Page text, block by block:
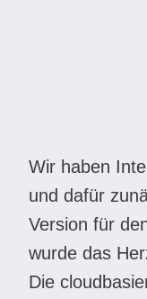
Wir haben
und dafür
Version für
wurde das
Die